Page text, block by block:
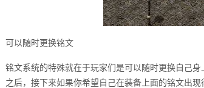
可以随时更换铭文
铭文系统的特殊就在于玩家们是可以随时更换自己
之后，接下来如果你希望自己在装备上面的铭文出